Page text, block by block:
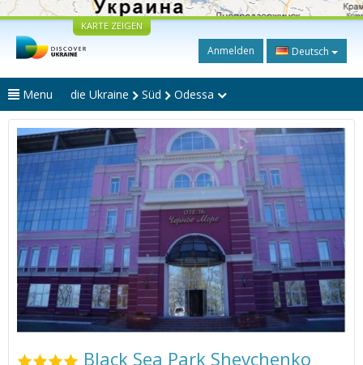
KARTE ZEIGEN
Anmelden Deutsch
Menu die Ukraine Süd Odessa
Black Sea Park Shevchenko